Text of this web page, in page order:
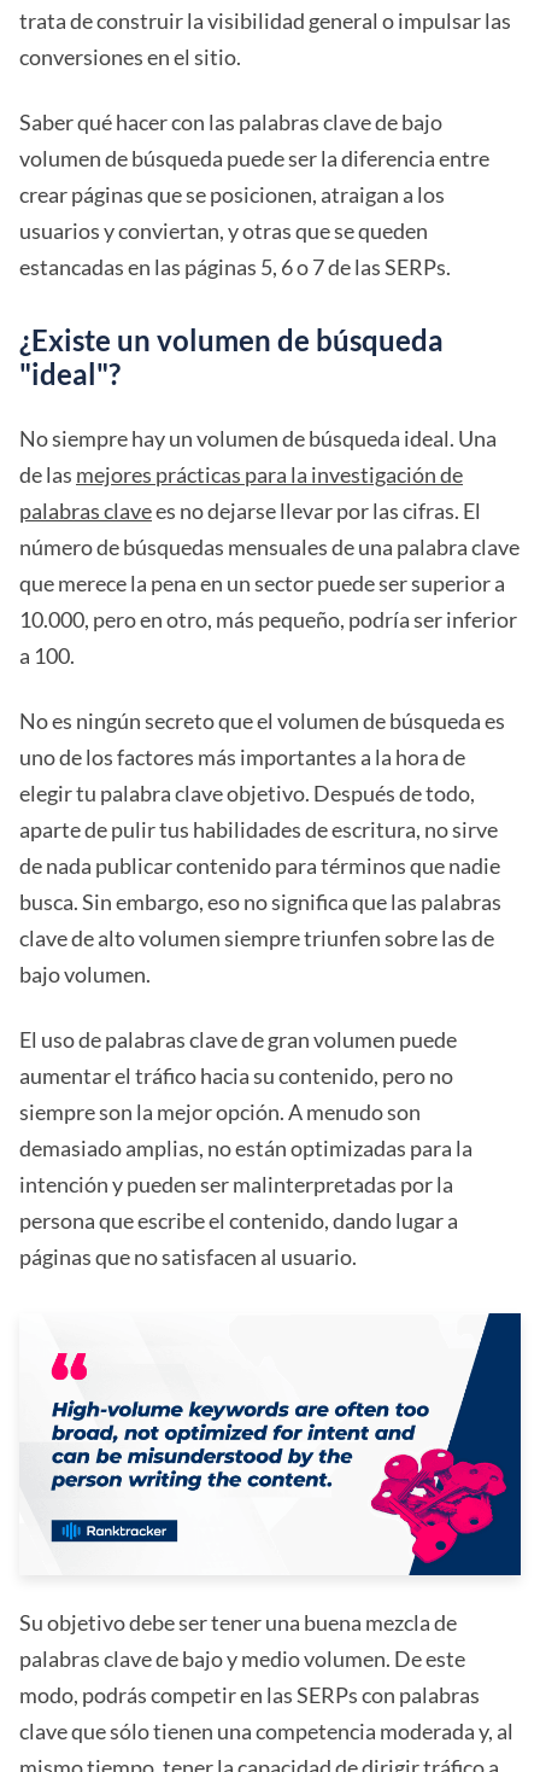
trata de construir la visibilidad general o impulsar las
conversiones en el sitio.
Saber qué hacer con las palabras clave de bajo
volumen de búsqueda puede ser la diferencia entre
crear páginas que se posicionen, atraigan a los
usuarios y conviertan, y otras que se queden
estancadas en las páginas 5, 6 o 7 de las SERPs.
¿Existe un volumen de búsqueda
"ideal"?
No siempre hay un volumen de búsqueda ideal. Una
de las mejores prácticas para la investigación de
palabras clavees no dejarse llevar por las cifras. El
número de búsquedas mensuales de una palabra clave
que merece la pena en un sector puede ser superior a
10.000, pero en otro, más pequeño, podría ser inferior
a 100.
No es ningún secreto que el volumen de búsqueda es
uno de los factores más importantes a la hora de
elegir tu palabra clave objetivo. Después de todo,
aparte de pulir tus habilidades de escritura, no sirve
de nada publicar contenido para términos que nadie
busca. Sin embargo, eso no significa que las palabras
clave de alto volumen siempre triunfen sobre las de
bajo volumen.
El uso de palabras clave de gran volumen puede
aumentar el tráfico hacia su contenido, pero no
siempre son la mejor opción. A menudo son
demasiado amplias, no están optimizadas para la
intención y pueden ser malinterpretadas por la
persona que escribe el contenido, dando lugar a
páginas que no satisfacen al usuario.
Su objetivo debe ser tener una buena mezcla de
palabras clave de bajo y medio volumen. De este
modo, podrás competir en las SERPs con palabras
clave que sólo tienen una competencia moderada y, al